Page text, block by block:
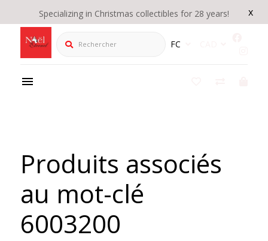
x
Specializing in Christmas collectibles for 28 years!
Rechercher FC
Produits associés
au mot-clé
6003200